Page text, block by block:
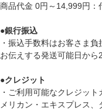
商品代金 0円～14,999円
●銀行振込
・振込手数料はお客さま
お伝えする発送可能日から
●クレジット
・ご利用可能なクレジッ
メリカン・エキスプレス、